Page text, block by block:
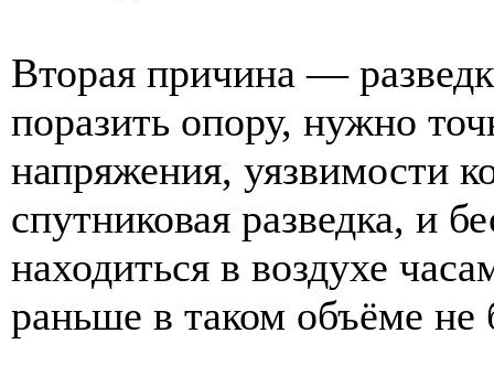
Вторая причина —
поразить опору, нужно
напряжения, уязвимости
спутниковая разведка, и
находиться в воздухе
раньше в таком объёме не